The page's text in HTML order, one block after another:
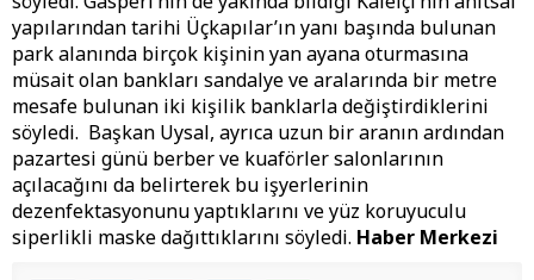
yapılarından tarihi Üçkapılar’ın yanı başında bulunan
park alanında birçok kişinin yan ayana oturmasına
müsait olan bankları sandalye ve aralarında bir metre
mesafe bulunan iki kişilik banklarla değiştirdiklerini
söyledi. Başkan Uysal, ayrıca uzun bir aranın ardından
pazartesi günü berber ve kuaförler salonlarının
açılacağını da belirterek bu işyerlerinin
dezenfektasyonunu yaptıklarını ve yüz koruyuculu
siperlikli maske dağıttıklarını söyledi. Haber Merkezi